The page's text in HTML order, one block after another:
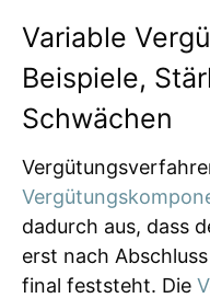
Variable
Beispiele,
Schwächen
dadurch aus, dass
erst nach
final feststeht. Die